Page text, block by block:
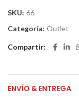
SKU: 66
Categoría: Outlet
Compartir
ENVÍO & ENTREGA